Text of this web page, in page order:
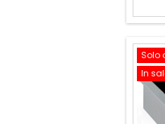
Solo
In